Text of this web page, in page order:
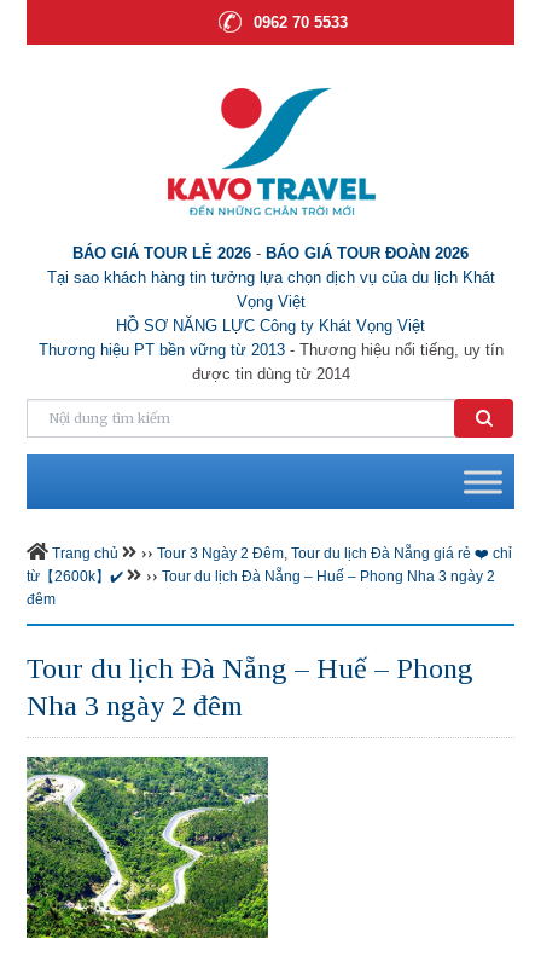
0962 70 5533
BÁO GIÁ TOUR LẺ 2026 - BÁO GIÁ TOUR ĐOÀN 2026
Tại sao khách hàng tin tưởng lựa chọn dịch vụ của du lịch Khát
Vọng Việt
HỒ SƠ NĂNG LỰC Công ty Khát Vọng Việt
Thương hiệu PT bền vững từ 2013- Thương hiệu nổi tiếng, uy tín
được tin dùng từ 2014
Trang chủ ›› Tour 3 Ngày 2 Đêm,Tour du lịch Đà Nẵng giá rẻ ❤️ chỉ
từ【2600k】✔️
›› Tour du lịch Đà Nẵng – Huế – Phong Nha 3 ngày 2
đêm
Tour du lịch Đà Nẵng – Huế – Phong
Nha 3 ngày 2 đêm